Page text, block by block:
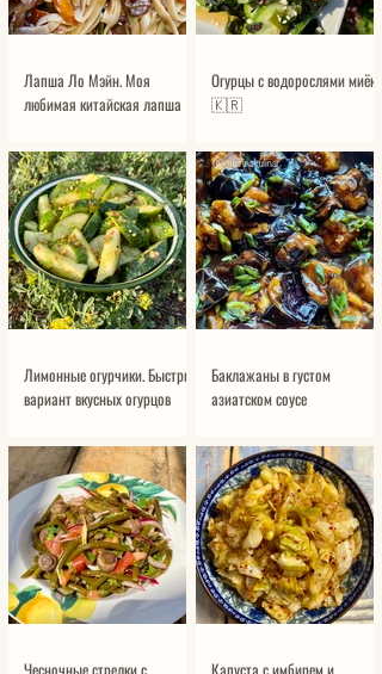
Лапша Ло Мэйн. Моя
любимая китайская лапша
Огурцы с водорослями миёк
🇰🇷
Лимонные огурчики. Быстрый
вариант вкусных огурцов
Баклажаны в густом
азиатском соусе
Чесночные стрелки с Капуста с имбирем и